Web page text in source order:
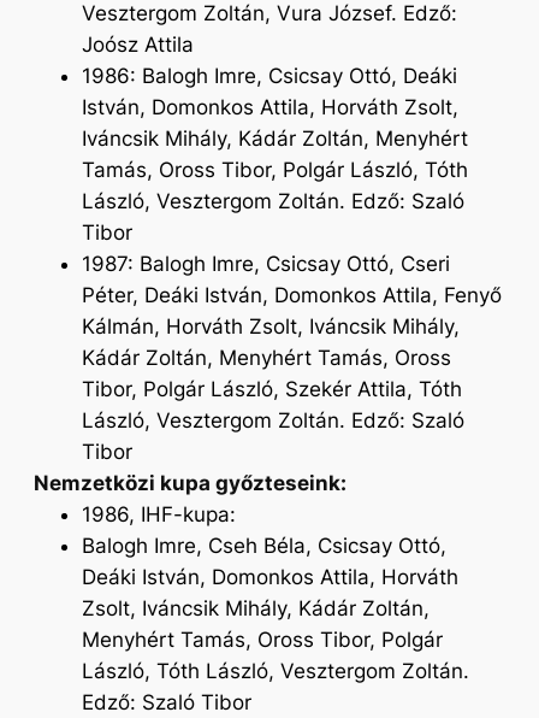
Vesztergom Zoltán, Vura József. Edző:
Joósz Attila
1986: Balogh Imre, Csicsay Ottó, Deáki
István, Domonkos Attila, Horváth Zsolt,
Iváncsik Mihály, Kádár Zoltán, Menyhért
Tamás, Oross Tibor, Polgár László, Tóth
László, Vesztergom Zoltán. Edző: Szaló
Tibor
1987: Balogh Imre, Csicsay Ottó, Cseri
Péter, Deáki István, Domonkos Attila, Fenyő
Kálmán, Horváth Zsolt, Iváncsik Mihály,
Kádár Zoltán, Menyhért Tamás, Oross
Tibor, Polgár László, Szekér Attila, Tóth
László, Vesztergom Zoltán. Edző: Szaló
Tibor
Nemzetközi kupa győzteseink:
1986, IHF-kupa:
Balogh Imre, Cseh Béla, Csicsay Ottó,
Deáki István, Domonkos Attila, Horváth
Zsolt, Iváncsik Mihály, Kádár Zoltán,
Menyhért Tamás, Oross Tibor, Polgár
László, Tóth László, Vesztergom Zoltán.
Edző: Szaló Tibor